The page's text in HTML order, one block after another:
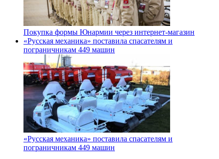
Покупка формы Юнармии через интернет-магазин
«Русская механика» поставила спасателям и
пограничникам 449 машин
«Русская механика» поставила спасателям и
пограничникам 449 машин